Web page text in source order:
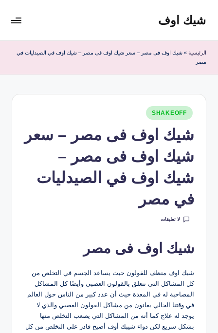
التجاوزشيك اوف
للقولون
افضل
صحي
للقولون
الرئيسية » شيك اوف فى مصر – سعر شيك اوف فى مصر – شيك اوف في الصيدليات في
مصر
نُشر
في
SHAKEOFF
شيك اوف فى مصر – سعر
شيك اوف فى مصر –
شيك اوف في الصيدليات
في مصر
لا تعليقات
شيك اوف فى مصر
شيك اوف منظف للقولون حيث يساعد الجسم في التخلص من
كل المشاكل التي تتعلق بالقولون العصبي وأيضًا كل المشاكل
المصاحبة له في المعدة حيث أن عدد كبير من الناس حول العالم
في وقتنا الحالي يعانون من مشاكل القولون العصبي والذي لا
يوجد له علاج كما أنه من المشاكل التي يصعب التخلص منها
بشكل سريع لكن دواء شيبك أوف أصبح قادر على التخلص من كل